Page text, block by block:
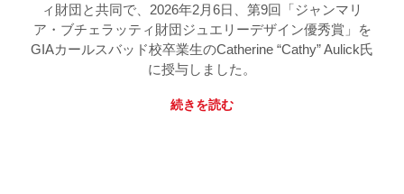
ィ財団と共同で、2026年2月6日、第9回「ジャンマリ
ア・ブチェラッティ財団ジュエリーデザイン優秀賞」を
GIAカールスバッド校卒業生のCatherine “Cathy” Aulick氏
に授与しました。
続きを読む